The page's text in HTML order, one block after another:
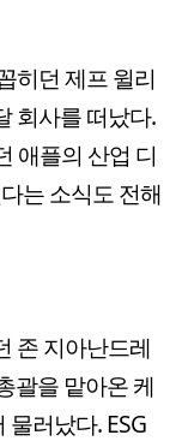
히던 제프 윌리
회사를 떠났다.
애플의 산업 디
는 소식도 전해
존 지아난드레
괄을 맡아온 케
러났다. ESG